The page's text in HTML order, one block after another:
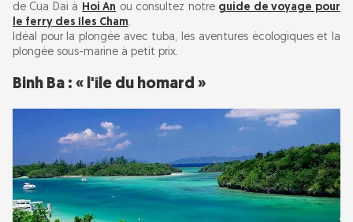
de Cua Dai à Hoi An ou consultez notre guide de voyage pour
le ferry des îles Cham.
Idéal pour la plongée avec tuba, les aventures écologiques et la
plongée sous-marine à petit prix.
Binh Ba : « l'île du homard »